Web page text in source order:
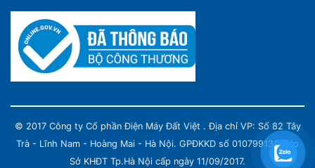
© 2017 Công ty Cổ phần Điện Máy Đất Việt . Địa chỉ VP: Số 82 Tây
Trà - Lĩnh Nam - Hoàng Mai - Hà Nội. GPĐKKD số 0107991339 do
Sở KHĐT Tp.Hà Nội cấp ngày 11/09/2017.